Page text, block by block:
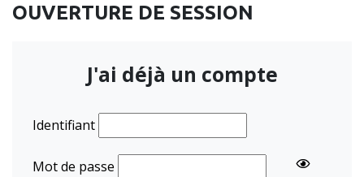
OUVERTURE DE SESSION
J'ai déjà un compte
Identifiant
Mot de passe